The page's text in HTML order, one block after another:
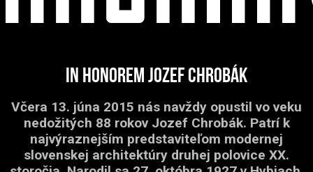
In honorem Jozef Chrobák
Včera 13. júna 2015 nás navždy opustil vo veku
nedožitých 88 rokov Jozef Chrobák. Patrí k
najvýraznejším predstaviteľom modernej
slovenskej architektúry druhej polovice XX.